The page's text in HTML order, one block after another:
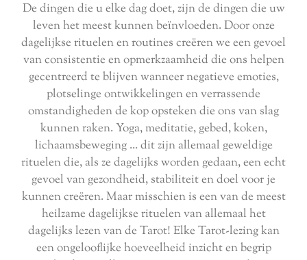
De dingen die u elke dag doet, zijn de dingen die uw
leven het meest kunnen beïnvloeden. Door onze
dagelijkse rituelen en routines creëren we een gevoel
van consistentie en opmerkzaamheid die ons helpen
gecentreerd te blijven wanneer negatieve emoties,
plotselinge ontwikkelingen en verrassende
omstandigheden de kop opsteken die ons van slag
kunnen raken. Yoga, meditatie, gebed, koken,
lichaamsbeweging ... dit zijn allemaal geweldige
rituelen die, als ze dagelijks worden gedaan, een echt
gevoel van gezondheid, stabiliteit en doel voor je
kunnen creëren. Maar misschien is een van de meest
heilzame dagelijkse rituelen van allemaal het
dagelijks lezen van de Tarot! Elke Tarot-lezing kan
een ongelooflijke hoeveelheid inzicht en begrip